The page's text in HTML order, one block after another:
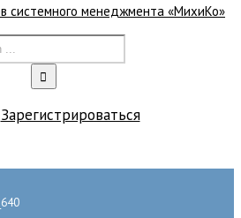
Зарегистрироваться